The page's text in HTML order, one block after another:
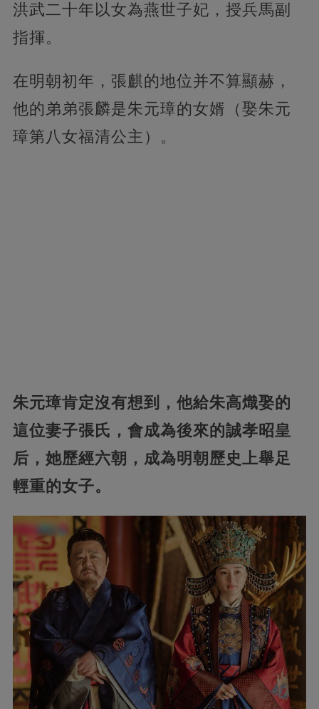
洪武二十年以女為燕世子妃，授兵馬副
指揮。
在明朝初年，張麒的地位并不算顯赫，
他的弟弟張麟是朱元璋的女婿（娶朱元
璋第八女福清公主）。
朱元璋肯定沒有想到，他給朱高熾娶的
這位妻子張氏，會成為後來的誠孝昭皇
后，她歷經六朝，成為明朝歷史上舉足
輕重的女子。